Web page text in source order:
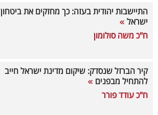
40
UNDER
שיתופי
פעולה
התיישבות יהודית בעזה: כך מחזקים את ביטחון
ישראל
ח"כ משה סולומון
קיר הברזל שנסדק: שיקום מדינת ישראל חייב
להתחיל מבפנים
ח"כ עודד פורר